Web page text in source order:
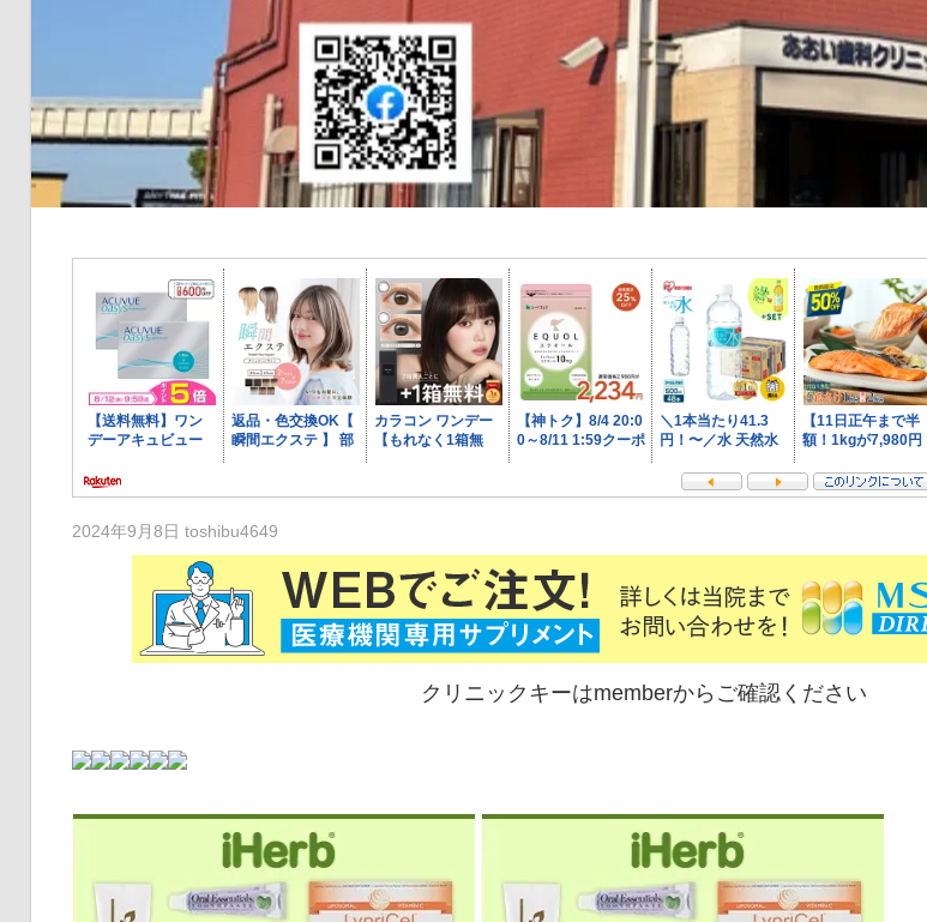
ブ
ロ
2024年9月8日 toshibu4649
クリニックキーはmemberからご確認ください